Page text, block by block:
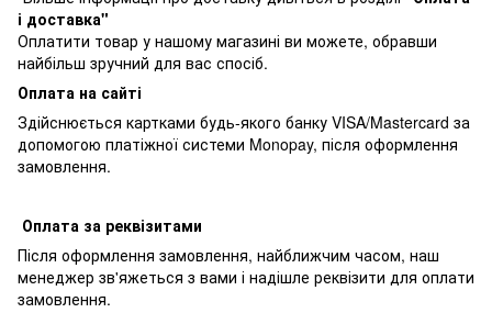
і доставка"
Оплатити товар у нашому магазині ви можете, обравши
найбільш зручний для вас спосіб.
Оплата на сайті
Здійснюється картками будь-якого банку VISA/Mastercard за
допомогою платіжної системи Monopay, після оформлення
замовлення.
Оплата за реквізитами
Після оформлення замовлення, найближчим часом, наш
менеджер зв'яжеться з вами і надішле реквізити для оплати
замовлення.